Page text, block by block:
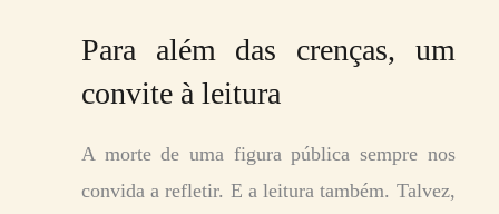
Para além das crenças, um
convite à leitura
A morte de uma figura pública sempre nos
convida a refletir. E a leitura também. Talvez,